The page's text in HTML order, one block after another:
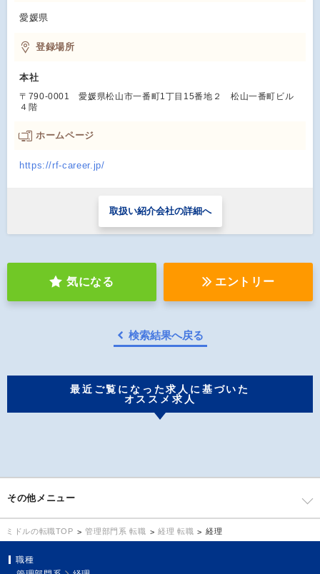
愛媛県
登録場所
本社
〒790-0001 愛媛県松山市一番町1丁目15番地２ 松山一番町ビル
４階
ホームページ
https://rf-career.jp/
取扱い紹介会社の詳細へ
気になる エントリー
検索結果へ戻る
最近ご覧になった求人に基づいた
オススメ求人
その他メニュー
ミドルの転職TOP 管理部門系 転職 経理 転職 経理
職種